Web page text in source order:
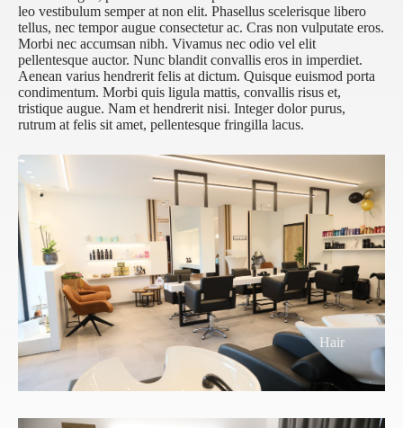
leo vestibulum semper at non elit. Phasellus scelerisque libero
tellus, nec tempor augue consectetur ac. Cras non vulputate eros.
Morbi nec accumsan nibh. Vivamus nec odio vel elit
pellentesque auctor. Nunc blandit convallis eros in imperdiet.
Aenean varius hendrerit felis at dictum. Quisque euismod porta
condimentum. Morbi quis ligula mattis, convallis risus et,
tristique augue. Nam et hendrerit nisi. Integer dolor purus,
rutrum at felis sit amet, pellentesque fringilla lacus.
Hair